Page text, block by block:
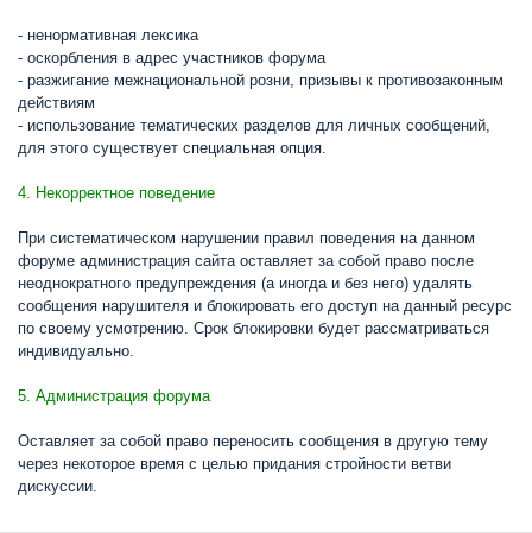
- ненормативная лексика
- оскорбления в адрес участников форума
- разжигание межнациональной розни, призывы к противозаконным
действиям
- использование тематических разделов для личных сообщений,
для этого существует специальная опция.
4. Некорректное поведение
При систематическом нарушении правил поведения на данном
форуме администрация сайта оставляет за собой право после
неоднократного предупреждения (а иногда и без него) удалять
сообщения нарушителя и блокировать его доступ на данный ресурс
по своему усмотрению. Срок блокировки будет рассматриваться
индивидуально.
5. Администрация форума
Оставляет за собой право переносить сообщения в другую тему
через некоторое время с целью придания стройности ветви
дискуссии.